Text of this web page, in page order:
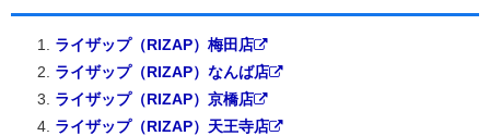
ライザップ（RIZAP）梅田店
ライザップ（RIZAP）なんば店
ライザップ（RIZAP）京橋店
ライザップ（RIZAP）天王寺店